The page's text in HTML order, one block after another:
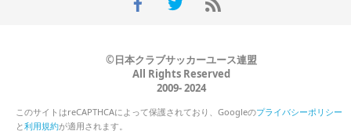
©日本クラブサッカーユース連盟
All Rights Reserved
2009- 2024
このサイトはreCAPTHCAによって保護されており、Googleのプライバシーポリシー
と利用規約が適用されます。